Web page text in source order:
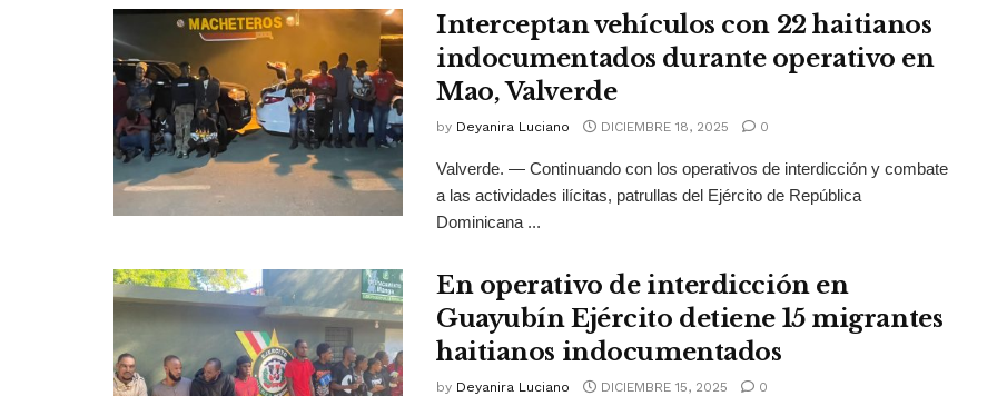
Interceptan vehículos con 22 haitianos
indocumentados durante operativo en
Mao, Valverde
by Deyanira Luciano DICIEMBRE 18, 2025 0
Valverde. — Continuando con los operativos de interdicción y combate
a las actividades ilícitas, patrullas del Ejército de República
Dominicana ...
En operativo de interdicción en
Guayubín Ejército detiene 15 migrantes
haitianos indocumentados
by Deyanira Luciano DICIEMBRE 15, 2025 0